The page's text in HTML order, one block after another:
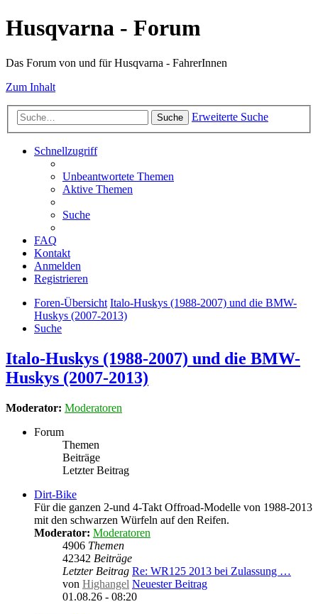
Husqvarna - Forum
Das Forum von und für Husqvarna - FahrerInnen
Zum Inhalt
Suche Erweiterte Suche
Schnellzugriff
Unbeantwortete Themen
Aktive Themen
Suche
FAQ
Kontakt
Anmelden
Registrieren
Foren-Übersicht Italo-Huskys (1988-2007) und die BMW-
Huskys (2007-2013)
Suche
Italo-Huskys (1988-2007) und die BMW-
Huskys (2007-2013)
Moderator: Moderatoren
Forum
Themen
Beiträge
Letzter Beitrag
Dirt-Bike
Für die ganzen 2-und 4-Takt Offroad-Modelle von 1988-2013
mit den schwarzen Würfeln auf den Reifen.
Moderator: Moderatoren
4906 Themen
42342 Beiträge
Letzter Beitrag Re: WR125 2013 bei Zulassung …
von Highangel Neuester Beitrag
01.08.26 - 08:20